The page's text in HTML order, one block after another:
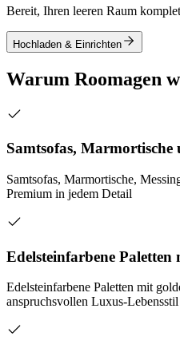
Bereit, Ihren leeren Raum
Hochladen & Einrichten
Warum Roomagen
Samtsofas,
Samtsofas, Marmortische,
Premium in jedem Detail
Edelsteinfarbene Paletten
Edelsteinfarbene Paletten mit
anspruchsvollen Luxus-